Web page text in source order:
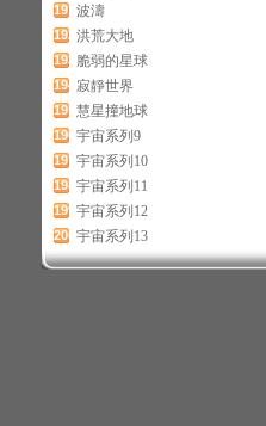
191 波濤
192 洪荒大地
193 脆弱的星球
194 寂靜世界
195 慧星撞地球
196 宇宙系列9
197 宇宙系列10
198 宇宙系列11
199 宇宙系列12
200 宇宙系列13